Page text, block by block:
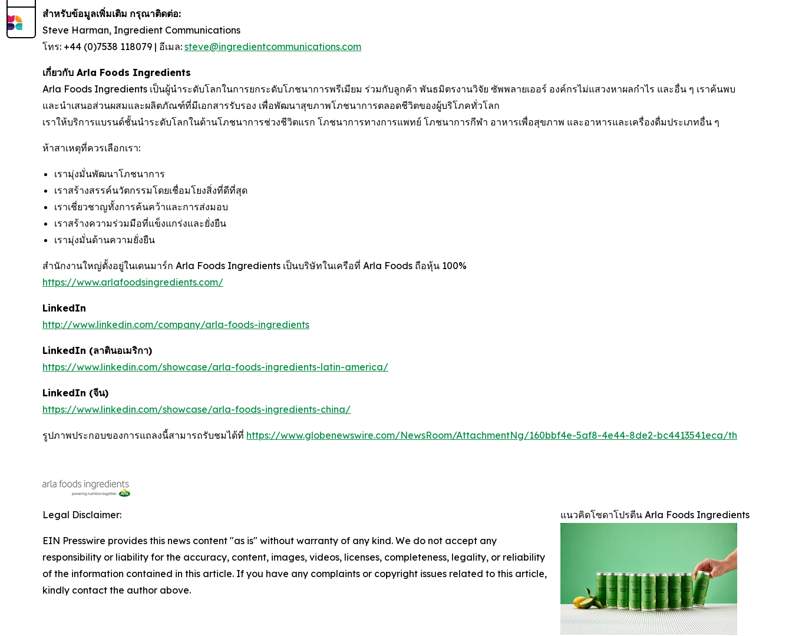
สำหรับข้อมูลเพิ่มเติม กรุณาติดต่อ:
Steve Harman, Ingredient Communications
โทร: +44 (0)7538 118079 | อีเมล: steve@ingredientcommunications.com
เกี่ยวกับ Arla Foods Ingredients
Arla Foods Ingredients เป็นผู้นำระดับโลกในการยกระดับโภชนาการพรีเมียม ร่วมกับลูกค้า พันธมิตรงานวิจัย ซัพพลายเออร์ องค์กรไม่แสวงหาผลกำไร และอื่น ๆ เราค้นพบ
และนำเสนอส่วนผสมและผลิตภัณฑ์ที่มีเอกสารรับรอง เพื่อพัฒนาสุขภาพโภชนาการตลอดชีวิตของผู้บริโภคทั่วโลก
เราให้บริการแบรนด์ชั้นนำระดับโลกในด้านโภชนาการช่วงชีวิตแรก โภชนาการทางการแพทย์ โภชนาการกีฬา อาหารเพื่อสุขภาพ และอาหารและเครื่องดื่มประเภทอื่น ๆ
ห้าสาเหตุที่ควรเลือกเรา:
เรามุ่งมั่นพัฒนาโภชนาการ
เราสร้างสรรค์นวัตกรรมโดยเชื่อมโยงสิ่งที่ดีที่สุด
เราเชี่ยวชาญทั้งการค้นคว้าและการส่งมอบ
เราสร้างความร่วมมือที่แข็งแกร่งและยั่งยืน
เรามุ่งมั่นด้านความยั่งยืน
สำนักงานใหญ่ตั้งอยู่ในเดนมาร์ก Arla Foods Ingredients เป็นบริษัทในเครือที่ Arla Foods ถือหุ้น 100%
https://www.arlafoodsingredients.com/
LinkedIn
http://www.linkedin.com/company/arla-foods-ingredients
LinkedIn (ลาตินอเมริกา)
https://www.linkedin.com/showcase/arla-foods-ingredients-latin-america/
LinkedIn (จีน)
https://www.linkedin.com/showcase/arla-foods-ingredients-china/
รูปภาพประกอบของการแถลงนี้สามารถรับชมได้ที่ https://www.globenewswire.com/NewsRoom/AttachmentNg/160bbf4e-5af8-4e44-8de2-bc4413541eca/th
แนวคิดโซดาโปรตีน Arla Foods Ingredients
Legal Disclaimer:
EIN Presswire provides this news content "as is" without warranty of any kind. We do not accept any
responsibility or liability for the accuracy, content, images, videos, licenses, completeness, legality, or reliability
of the information contained in this article. If you have any complaints or copyright issues related to this article,
kindly contact the author above.